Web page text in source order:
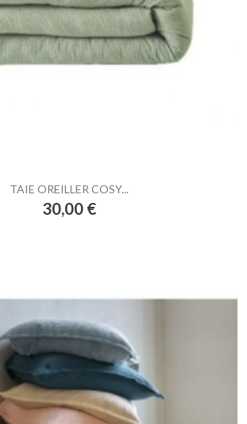
TAIE OREILLER COSY...
Prix
30,00 €